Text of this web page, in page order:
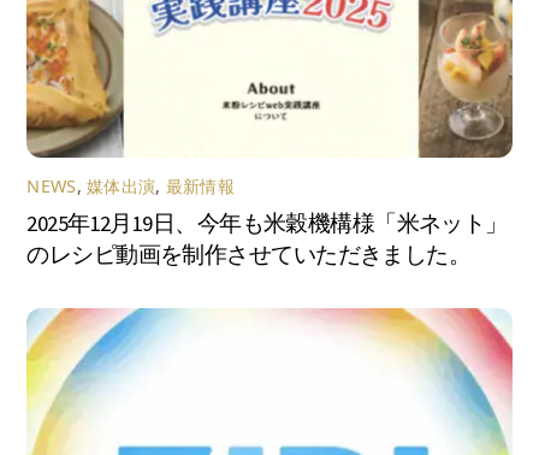
NEWS,媒体出演, 最新情報
2025年12月19日、今年も米穀機構様「米ネット」
のレシピ動画を制作させていただきました。